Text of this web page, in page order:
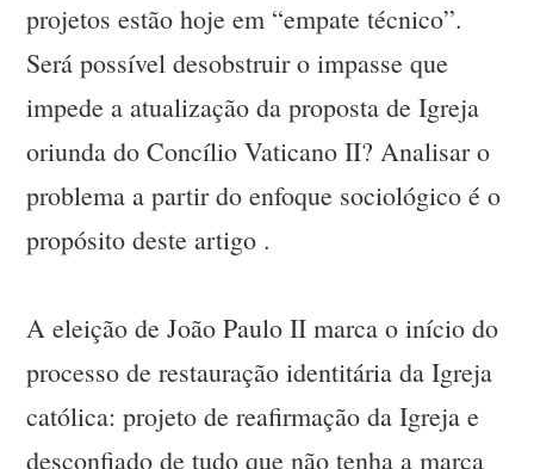
projetos estão hoje em “empate técnico”.
Será possível desobstruir o impasse que
impede a atualização da proposta de Igreja
oriunda do Concílio Vaticano II? Analisar o
problema a partir do enfoque sociológico é o
propósito deste artigo .
A eleição de João Paulo II marca o início do
processo de restauração identitária da Igreja
católica: projeto de reafirmação da Igreja e
desconfiado de tudo que não tenha a marca